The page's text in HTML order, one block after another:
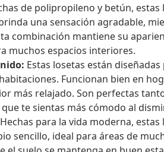
de polipropileno y betún,
una sensación agradable,
combinación mantiene su
muchos espacios interiores.
Estas losetas están
Funcionan bien en
más relajado. Son perfectas
te sientas más cómodo al
Hechas para la vida moderna,
sencillo, ideal para áreas de